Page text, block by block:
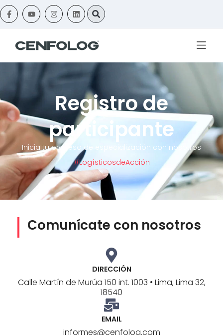
Registro de
participante
Inicia tu proceso de especialización con nosotros
#LogísticosdeAcción
Comunícate con nosotros
DIRECCIÓN
Calle Martín de Murúa 150 int. 1003 • Lima, Lima 32,
18540
EMAIL
informes@cenfolog.com